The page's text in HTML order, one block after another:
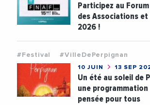
Participez au
des Associations
2026 !
#Festival #VilleDePerpignan
10 JUIN 13 SEP
Un été au soleil de
une programmation
pensée pour tous